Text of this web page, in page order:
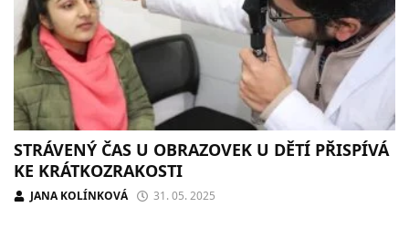
STRÁVENÝ ČAS U OBRAZOVEK U DĚTÍ PŘISPÍVÁ
KE KRÁTKOZRAKOSTI
JANA KOLÍNKOVÁ 31. 05. 2025